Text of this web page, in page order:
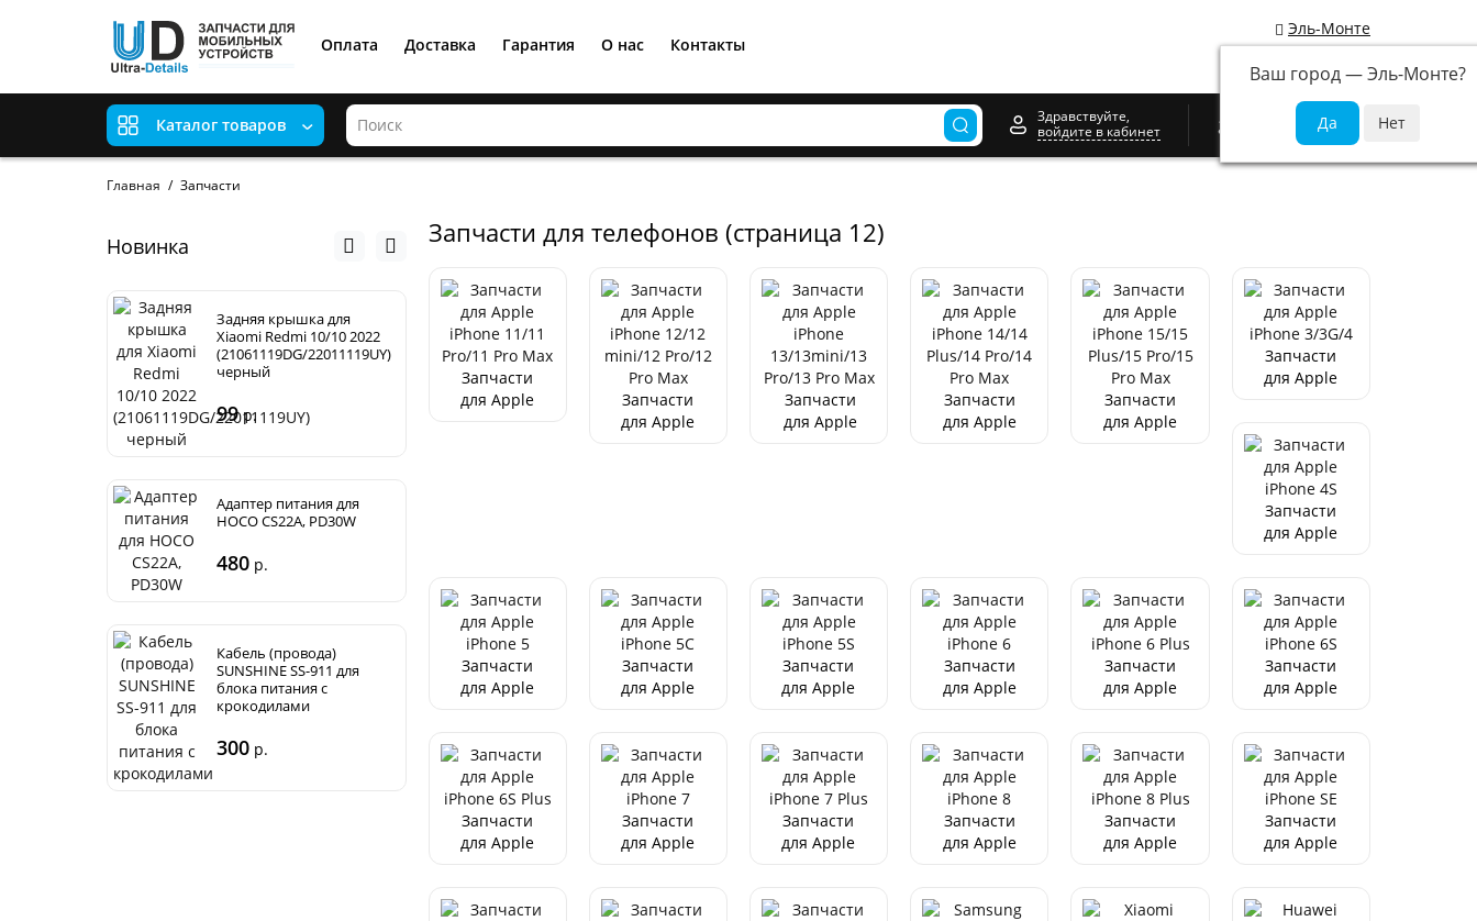
Эль-Монте
Ваш город —Эль-Монте?
Оплата Доставка Гарантия О нас Контакты
Каталог товаров
Здравствуйте,
войдите в кабинет
0
Главная Запчасти
Новинка
Задняя крышка для
Xiaomi Redmi 10/10 2022
(21061119DG/22011119UY)
черный
99р.
Адаптер питания для
HOCO CS22A, PD30W
480 р.
Кабель (провода)
SUNSHINE SS-911 для
блока питания с
крокодилами
300 р.
Кабель USB-C HOCO X52,
USB - Type-C, 3A, 1 м,
магнитный черный
200
черный
250
Запчасти для телефонов (страница 12)
Запчасти
для Apple
Запчасти
для Apple
Запчасти
для Apple
Запчасти
для Apple
Запчасти
для Apple
Запчасти
для Apple
Запчасти
для Apple
Запчасти
для Apple
Запчасти
для Apple
Запчасти
для Apple
Запчасти
для Apple
Запчасти
для Apple
Запчасти
для Apple
Запчасти
для Apple
Запчасти
для Apple
Запчасти
для Apple
Запчасти
для Apple
Запчасти
для Apple
Запчасти
для Apple